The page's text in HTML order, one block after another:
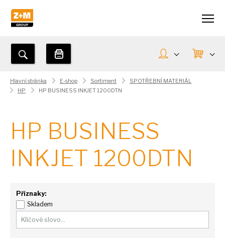
Hlavní stránka E-shop Sortiment
SPOTŘEBNÍ MATERIÁL
HP
HP BUSINESS INKJET 1200DTN
HP BUSINESS
INKJET 1200DTN
Příznaky:
Skladem